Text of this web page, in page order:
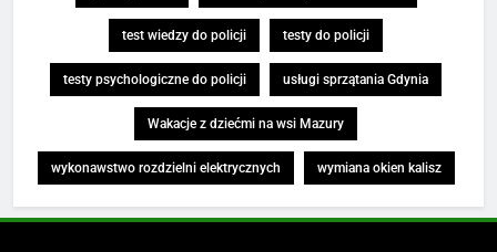
test wiedzy do policji testy do policji
testy psychologiczne do policji usługi sprzątania Gdynia
Wakacje z dziećmi na wsi Mazury
wykonawstwo rozdzielni elektrycznych wymiana okien kalisz